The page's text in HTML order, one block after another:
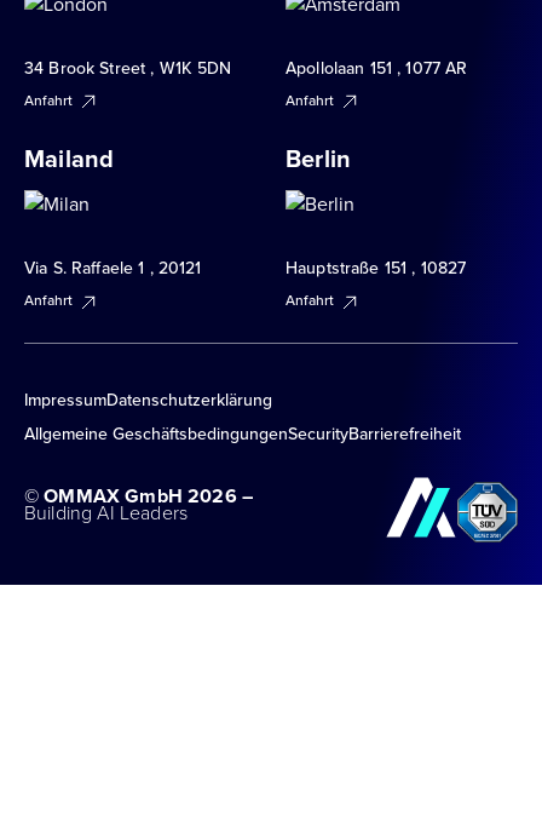
34 Brook Street , W1K 5DN
Anfahrt
Apollolaan 151 , 1077 AR
Anfahrt
Mailand
Via S. Raffaele 1 , 20121
Anfahrt
Berlin
Hauptstraße 151 , 10827
Anfahrt
© OMMAX GmbH 2026 –
Building AI Leaders
ImpressumDatenschutzerklärung
Allgemeine GeschäftsbedingungenSecurityBarrierefreiheit